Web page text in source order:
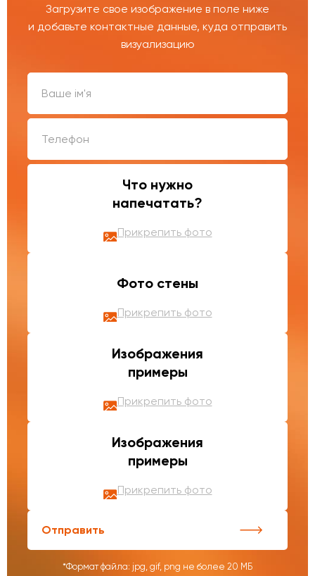
Загрузите свое изображение в поле ниже
и добавьте контактные данные, куда отправить
визуализацию
Что нужно
напечатать?
Прикрепить фото
Фото стены
Прикрепить фото
Изображения
примеры
Прикрепить фото
Изображения
примеры
Прикрепить фото
Отправить
*Формат файла: jpg, gif, png не более 20 МБ